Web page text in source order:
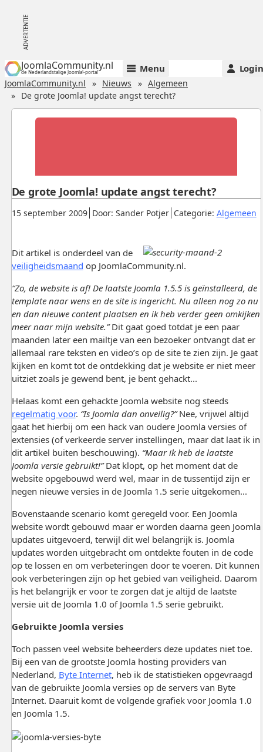
JoomlaCommunity.nl
de Nederlandstalige Joomla!-portal Menu Login
JoomlaCommunity.nl Nieuws
Algemeen
De grote Joomla! update angst terecht?
Gepubliceerd:
15 september 2009. Door: Sander Potjer. Categorie: Algemeen.
De grote Joomla! update angst terecht?
Dit artikel is onderdeel van de
veiligheidsmaand op JoomlaCommunity.nl.
“Zo, de website is af! De laatste Joomla 1.5.5 is geïnstalleerd, de
template naar wens en de site is ingericht. Nu alleen nog zo nu
en dan nieuwe content plaatsen en ik heb verder geen omkijken
meer naar mijn website.”Dit gaat goed totdat je een paar
maanden later een mailtje van een bezoeker ontvangt dat er
allemaal rare teksten en video’s op de site te zien zijn. Je gaat
kijken en komt tot de ontdekking dat je website er niet meer
uitziet zoals je gewend bent, je bent gehackt...
Helaas komt een gehackte Joomla website nog steeds
regelmatig voor. “Is Joomla dan onveilig?”Nee, vrijwel altijd
gaat het hierbij om een hack van oudere Joomla versies of
extensies (of verkeerde server instellingen, maar dat laat ik in
dit artikel buiten beschouwing). “Maar ik heb de laatste
Joomla versie gebruikt!”Dat klopt, op het moment dat de
website opgebouwd werd wel, maar in de tussentijd zijn er
negen nieuwe versies in de Joomla 1.5 serie uitgekomen...
Bovenstaande scenario komt geregeld voor. Een Joomla
website wordt gebouwd maar er worden daarna geen Joomla
updates uitgevoerd, terwijl dit wel belangrijk is. Joomla
updates worden uitgebracht om ontdekte fouten in de code
op te lossen en om verbeteringen door te voeren. Dit kunnen
ook verbeteringen zijn op het gebied van veiligheid. Daarom
is het belangrijk er voor te zorgen dat je altijd de laatste
versie uit de Joomla 1.0 of Joomla 1.5 serie gebruikt.
Gebruikte Joomla versies
Toch passen veel website beheerders deze updates niet toe.
Bij een van de grootste Joomla hosting providers van
Nederland, Byte Internet, heb ik de statistieken opgevraagd
van de gebruikte Joomla versies op de servers van Byte
Internet. Daaruit komt de volgende grafiek voor Joomla 1.0
en Joomla 1.5.